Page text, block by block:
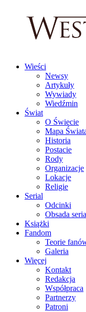
Wieści
Newsy
Artykuły
Wywiady
Wiedźmin
Świat
O Świecie
Mapa
Historia
Postacie
Rody
Organizacje
Lokacje
Religie
Serial
Odcinki
Obsada
Książki
Fandom
Teorie
Galeria
Więcej
Kontakt
Redakcja
Współpraca
Partnerzy
Patroni